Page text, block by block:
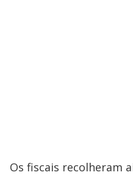
Os fiscais recolheram